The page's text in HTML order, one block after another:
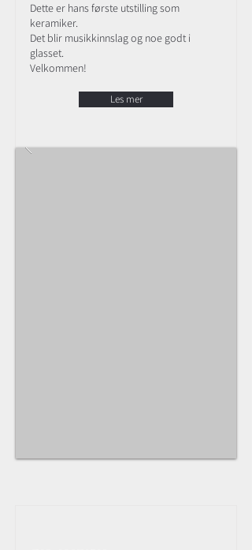
Dette er hans første utstilling som
keramiker.
Det blir musikkinnslag og noe godt i
glasset.
Velkommen!
Les mer